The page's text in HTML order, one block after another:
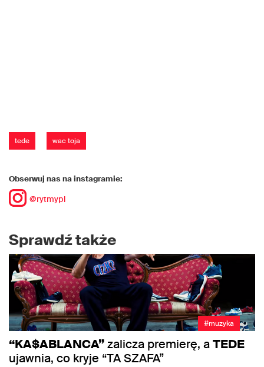
tede wac toja
Obserwuj nas na instagramie:
@rytmypl
Sprawdź także
#muzyka
“KA$ABLANCA”zalicza premierę, aTEDE
ujawnia, co kryje “TA SZAFA”